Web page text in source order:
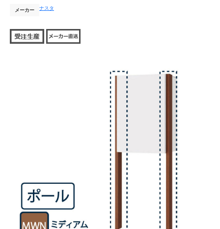
メーカー ナスタ